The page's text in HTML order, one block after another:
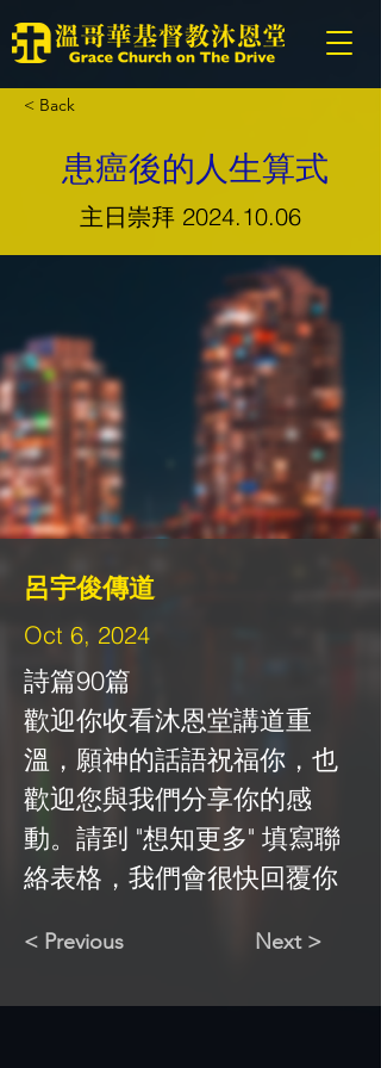
< Back
患癌後的人生算式
主日崇拜 2024.10.06
呂宇俊傳道
Oct 6, 2024
詩篇90篇
歡迎你收看沐恩堂講道重
溫，願神的話語祝福你，也
歡迎您與我們分享你的感
動。請到 "想知更多" 填寫聯
絡表格，我們會很快回覆你
< Previous Next >